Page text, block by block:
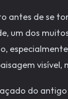
antes de se
um dos
do antigo